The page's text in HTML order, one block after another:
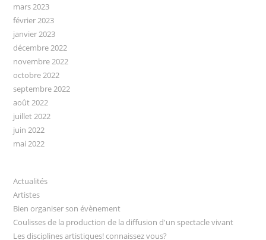
mars 2023
février 2023
janvier 2023
décembre 2022
novembre 2022
octobre 2022
septembre 2022
août 2022
juillet 2022
juin 2022
mai 2022
Actualités
Artistes
Bien organiser son évènement
Coulisses de la production de la diffusion d'un spectacle vivant
Les disciplines artistiques! connaissez vous?